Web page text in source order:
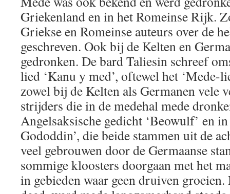
Griekenland en in het Romeinse Rijk.
Griekse en Romeinse auteurs over de
geschreven. Ook bij de Kelten en
gedronken. De bard Taliesin schreef
lied ‘Kanu y med’, oftewel het ‘Mede-
zowel bij de Kelten als Germanen vele
strijders die in de medehal mede
Angelsaksische gedicht ‘Beowulf’ en
Gododdin’, die beide stammen uit de
veel gebrouwen door de Germaanse
sommige kloosters doorgaan met het
in gebieden waar geen druiven